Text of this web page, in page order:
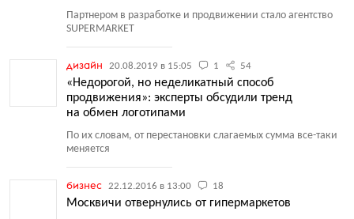
Партнером в разработке и продвижении стало агентство
SUPERMARKET
дизайн 20.08.2019 в 15:05 1 54
«Недорогой, но неделикатный способ
продвижения»: эксперты обсудили тренд
на обмен логотипами
По их словам, от перестановки слагаемых сумма все-таки
меняется
бизнес 22.12.2016 в 13:00 18
Москвичи отвернулись от гипермаркетов